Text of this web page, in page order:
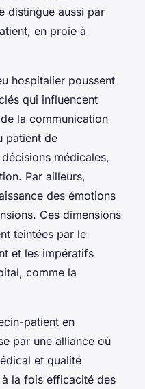
distingue aussi par
en proie à
hospitalier poussent
qui influencent
la communication
patient de
médicales,
Par ailleurs,
des émotions
Ces dimensions
teintées par le
et les impératifs
comme la
patient en
par une alliance où
et qualité
à la fois efficacité des